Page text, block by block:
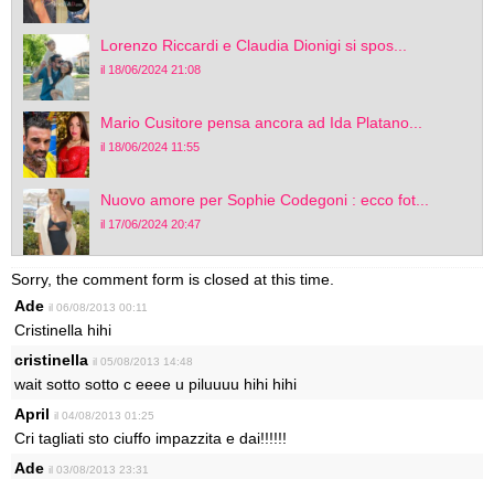
Lorenzo Riccardi e Claudia Dionigi si spos...
il 18/06/2024 21:08
Mario Cusitore pensa ancora ad Ida Platano...
il 18/06/2024 11:55
Nuovo amore per Sophie Codegoni : ecco fot...
il 17/06/2024 20:47
Sorry, the comment form is closed at this time.
Ade il 06/08/2013 00:11
Cristinella hihi
cristinella il 05/08/2013 14:48
wait sotto sotto c eeee u piluuuu hihi hihi
April il 04/08/2013 01:25
Cri tagliati sto ciuffo impazzita e dai!!!!!!
Ade il 03/08/2013 23:31